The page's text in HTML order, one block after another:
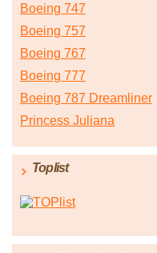
Boeing 747
Boeing 757
Boeing 767
Boeing 777
Boeing 787 Dreamliner
Princess Juliana
Toplist